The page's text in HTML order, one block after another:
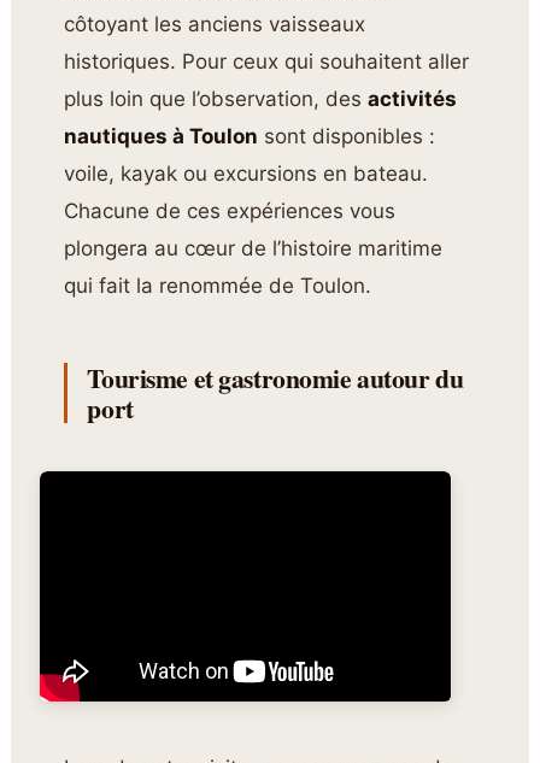
côtoyant les anciens vaisseaux
historiques. Pour ceux qui souhaitent aller
plus loin que l’observation, desactivités
nautiques à Toulon sont disponibles :
voile, kayak ou excursions en bateau.
Chacune de ces expériences vous
plongera au cœur de l’histoire maritime
qui fait la renommée de Toulon.
Tourisme et gastronomie autour du
port